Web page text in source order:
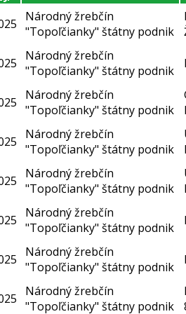
Národný žrebčín
"Topoľčianky" štátny podnik
Národný žrebčín
"Topoľčianky" štátny podnik
Národný žrebčín
"Topoľčianky" štátny podnik
Národný žrebčín
"Topoľčianky" štátny podnik
Národný žrebčín
"Topoľčianky" štátny podnik
Národný žrebčín
"Topoľčianky" štátny podnik
Národný žrebčín
"Topoľčianky" štátny podnik
Národný žrebčín
"Topoľčianky" štátny podnik